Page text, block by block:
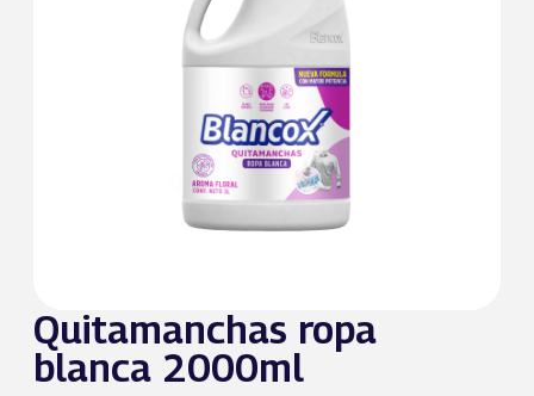
Quitamanchas ropa
blanca 2000ml